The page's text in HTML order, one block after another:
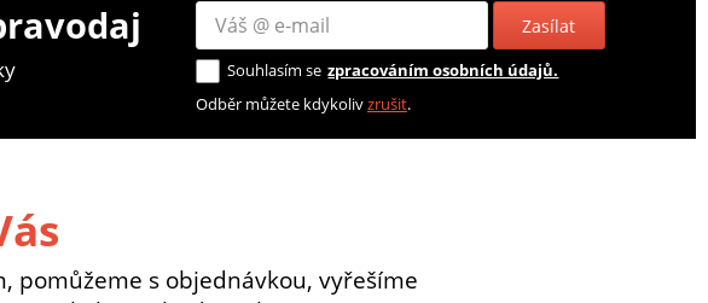
Zasílat
Souhlasím se zpracováním osobních údajů.
Odběr můžete kdykolivzrušit.
pomůžeme s objednávkou, vyřešíme